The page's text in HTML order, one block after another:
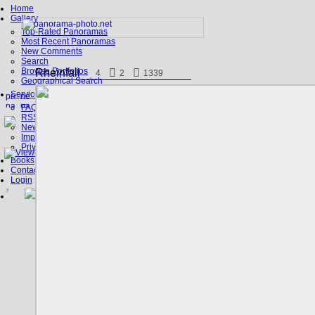
Home
Gallery
Top-Rated Panoramas
Most Recent Panoramas
New Comments
Search
Browse Portfolios
Geographical Search
Service
FAQ
RSS, Google Earth
News
Imprint
Privacy Policy
Books
Contact
Login
Rheinfall 4 2 1339